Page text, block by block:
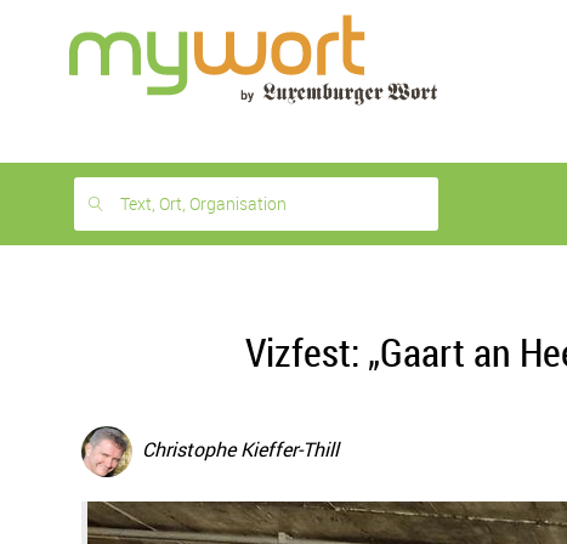
month
free
Text, Ort, Organisation
Vizfest: „Gaart an
Christophe Kieffer-Thill